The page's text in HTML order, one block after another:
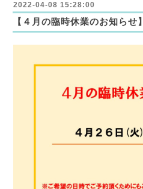
2022-04-08 15:28:00
【４月の臨時休業のお知らせ】